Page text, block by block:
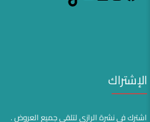
الإشتراك
اشترك في نشرة الرازي لتلقي جميع العروض .